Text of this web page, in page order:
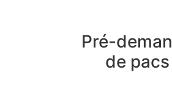
Pré-
de pacs